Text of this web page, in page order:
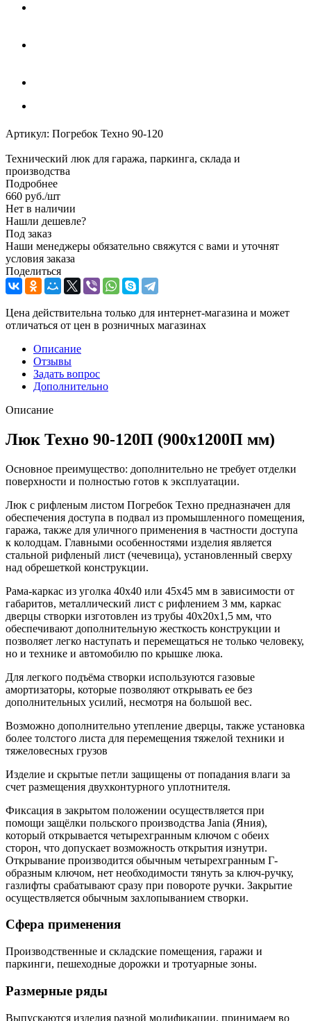
Артикул: Погребок Техно 90-120
Технический люк для гаража, паркинга, склада и
производства
Подробнее
660 руб./шт
Нет в наличии
Нашли дешевле?
Под заказ
Наши менеджеры обязательно свяжутся с вами и уточнят
условия заказа
Поделиться
Цена действительна только для интернет-магазина и может
отличаться от цен в розничных магазинах
Описание
Отзывы
Задать вопрос
Дополнительно
Описание
Люк Техно 90-120П (900х1200П мм)
Основное преимущество: дополнительно не требует отделки
поверхности и полностью готов к эксплуатации.
Люк с рифленым листом Погребок Техно предназначен для
обеспечения доступа в подвал из промышленного помещения,
гаража, также для уличного применения в частности доступа
к колодцам. Главными особенностями изделия является
стальной рифленый лист (чечевица), установленный сверху
над обрешеткой конструкции.
Рама-каркас из уголка 40х40 или 45х45 мм в зависимости от
габаритов, металлический лист с рифлением 3 мм, каркас
дверцы створки изготовлен из трубы 40х20х1,5 мм, что
обеспечивают дополнительную жесткость конструкции и
позволяет легко наступать и перемещаться не только человеку,
но и технике и автомобилю по крышке люка.
Для легкого подъёма створки используются газовые
амортизаторы, которые позволяют открывать ее без
дополнительных усилий, несмотря на большой вес.
Возможно дополнительно утепление дверцы, также установка
более толстого листа для перемещения тяжелой техники и
тяжеловесных грузов
Изделие и скрытые петли защищены от попадания влаги за
счет размещения двухконтурного уплотнителя.
Фиксация в закрытом положении осуществляется при
помощи защёлки польского производства Jania (Яния),
который открывается четырехгранным ключом с обеих
сторон, что допускает возможность открытия изнутри.
Открывание производится обычным четырехгранным Г-
образным ключом, нет необходимости тянуть за ключ-ручку,
газлифты срабатывают сразу при повороте ручки. Закрытие
осуществляется обычным захлопыванием створки.
Сфера применения
Производственные и складские помещения, гаражи и
паркинги, пешеходные дорожки и тротуарные зоны.
Размерные ряды
Выпускаются изделия разной модификации, принимаем во